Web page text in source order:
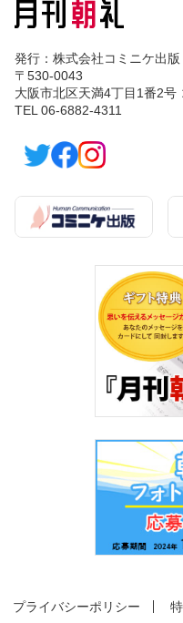
発行：株式会社コミニケ出版
〒530-0043
大阪市北区天満4丁目1番2号
TEL 06-6882-4311
プライバシーポリシー